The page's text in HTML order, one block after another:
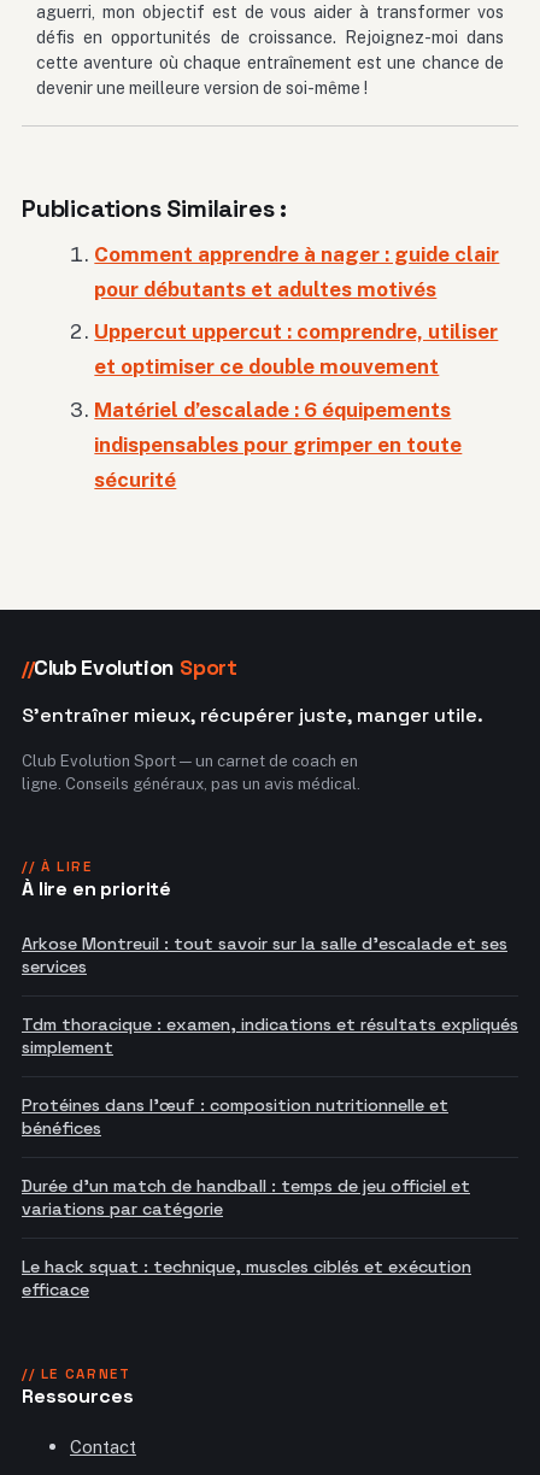
aguerri, mon objectif est de vous aider à transformer vos
défis en opportunités de croissance. Rejoignez-moi dans
cette aventure où chaque entraînement est une chance de
devenir une meilleure version de soi-même !
Publications Similaires :
Comment apprendre à nager : guide clair
pour débutants et adultes motivés
Uppercut uppercut : comprendre, utiliser
et optimiser ce double mouvement
Matériel d’escalade : 6 équipements
indispensables pour grimper en toute
sécurité
//Club Evolution Sport
S'entraîner mieux, récupérer juste, manger utile.
Club Evolution Sport — un carnet de coach en
ligne. Conseils généraux, pas un avis médical.
// À LIRE
À lire en priorité
Arkose Montreuil : tout savoir sur la salle d'escalade et ses
services
Tdm thoracique : examen, indications et résultats expliqués
simplement
Protéines dans l'œuf : composition nutritionnelle et
bénéfices
Durée d'un match de handball : temps de jeu officiel et
variations par catégorie
Le hack squat : technique, muscles ciblés et exécution
efficace
// LE CARNET
Ressources
Contact